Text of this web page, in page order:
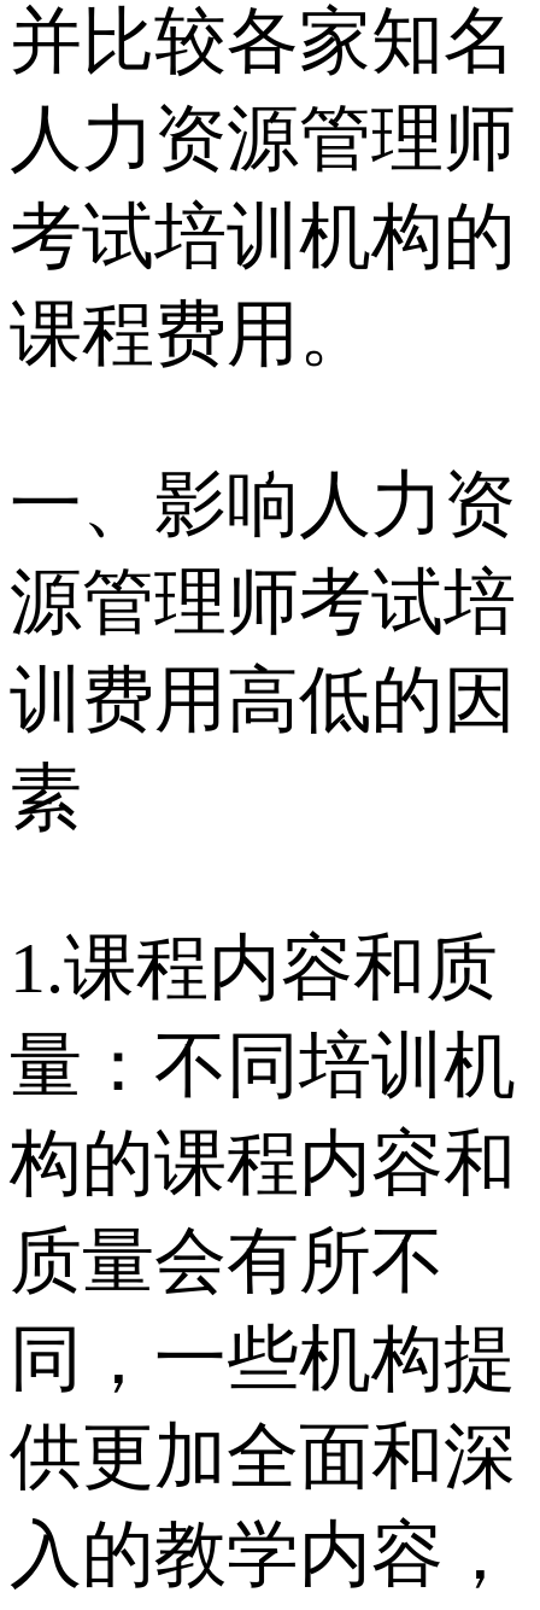
并比较各家知名
人力资源管理师
考试培训机构的
课程费用。
一、影响人力资
源管理师考试培
训费用高低的因
素
1.课程内容和质
量：不同培训机
构的课程内容和
质量会有所不
同，一些机构提
供更加全面和深
入的教学内容，